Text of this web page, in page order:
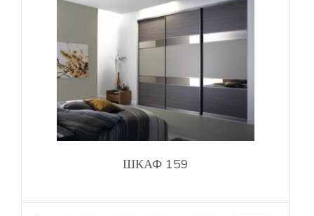
ШКАФ 159